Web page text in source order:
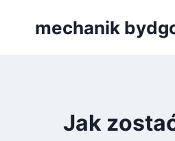
mechanik
Jak